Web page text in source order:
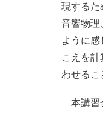
現するた
音響物理
ように
こえを
わせるこ
本講習